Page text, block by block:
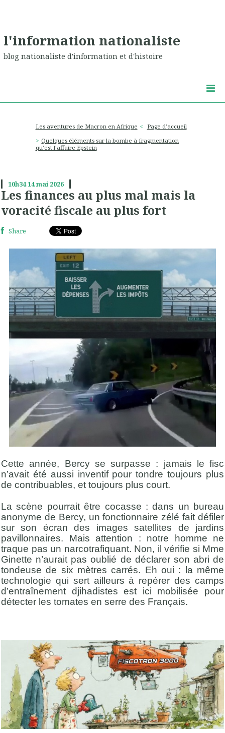
l'information nationaliste
blog nationaliste d'information et d'histoire
Les aventures de Macron en Afrique
Page d'accueil
Quelques éléments sur la bombe à fragmentation
qu’est l’affaire Epstein
10h3414mai 2026
Les finances au plus mal mais la
voracité fiscale au plus fort
Share
Cette année, Bercy se surpasse : jamais le fisc
n’avait été aussi inventif pour tondre toujours plus
de contribuables, et toujours plus court.
La scène pourrait être cocasse : dans un bureau
anonyme de Bercy, un fonctionnaire zélé fait défiler
sur son écran des images satellites de jardins
pavillonnaires. Mais attention : notre homme ne
traque pas un narcotrafiquant. Non, il vérifie si Mme
Ginette n’aurait pas oublié de déclarer son abri de
tondeuse de six mètres carrés. Eh oui : la même
technologie qui sert ailleurs à repérer des camps
d’entraînement djihadistes est ici mobilisée pour
détecter les tomates en serre des Français.